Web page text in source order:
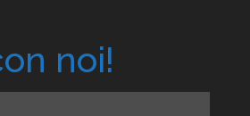
noi!